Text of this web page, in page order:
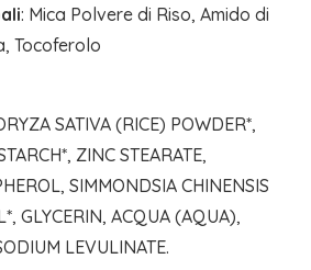
: Mica Polvere di Riso, Amido di
Tocoferolo
SATIVA (RICE) POWDER*,
ZINC STEARATE,
SIMMONDSIA CHINENSIS
GLYCERIN, ACQUA (AQUA),
LEVULINATE.